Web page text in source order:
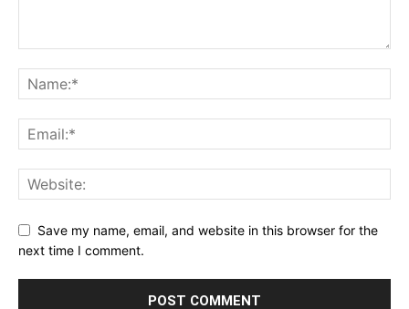
Save my name, email, and website in this browser for the
next time I comment.